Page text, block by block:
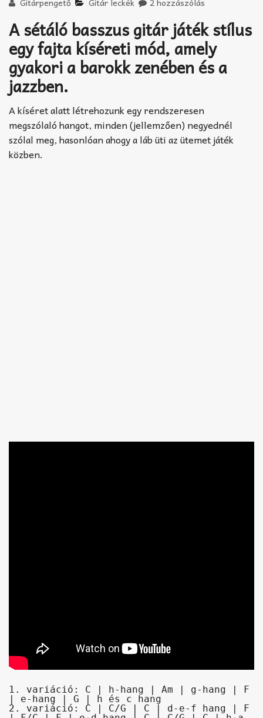
TABok
Improvizáció
A sétáló basszus gitár játék stílus
egy fajta kíséreti mód, amely
gyakori a barokk zenében és a
jazzben.
A kíséret alatt létrehozunk egy rendszeresen
megszólaló hangot, minden (jellemzően) negyednél
szólal meg, hasonlóan ahogy a láb üti az ütemet játék
közben.
1. variáció: C | h-hang | Am | g-hang | F
| e-hang | G | h és c hang
2. variáció: C | C/G | C | d-e-f hang | F